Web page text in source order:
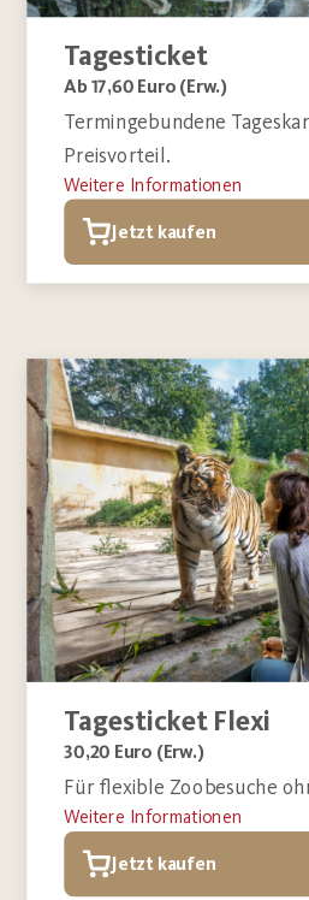
Tagesticket
Ab 17,60 Euro (Erw.)
Termingebundene
Preisvorteil.
Weitere Informationen
Jetzt kaufen
Tagesticket Flexi
30,20 Euro (Erw.)
Für flexible Zoobesuche
Weitere Informationen
Jetzt kaufen